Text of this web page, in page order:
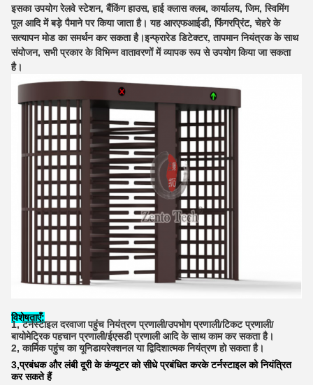
इसका उपयोग रेलवे स्टेशन, बैंकिंग हाउस, हाई क्लास क्लब, कार्यालय, जिम, स्विमिंग
पूल आदि में बड़े पैमाने पर किया जाता है। यह आरएफआईडी, फिंगरप्रिंट, चेहरे के
सत्यापन मोड का समर्थन कर सकता है।इन्फ्रारेड डिटेक्टर, तापमान नियंत्रक के साथ
संयोजन, सभी प्रकार के विभिन्न वातावरणों में व्यापक रूप से उपयोग किया जा सकता
है।
विशेषताएँ:
1, टर्नस्टाइल दरवाजा पहुंच नियंत्रण प्रणाली/उपभोग प्रणाली/टिकट प्रणाली/
बायोमेट्रिक पहचान प्रणाली/ईएसडी प्रणाली आदि के साथ काम कर सकता है।
2, कार्मिक पहुंच का यूनिडायरेक्शनल या द्विदिशात्मक नियंत्रण हो सकता है।
3,प्रबंधक और लंबी दूरी के कंप्यूटर को सीधे प्रबंधित करके टर्नस्टाइल को नियंत्रित
कर सकते हैं